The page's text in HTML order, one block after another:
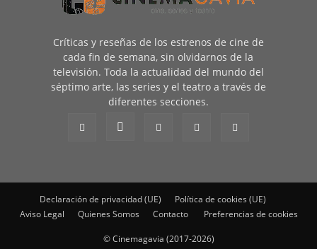
Críticas y reseñas de los estrenos de cine de
cada fin de semana, sin olvidarnos de la
televisión. Toda la actualidad del mundo del
séptimo arte, las series y el teatro a través de
diferentes secciones.
Declaración de privacidad (UE)
Política de cookies (UE)
Aviso Legal
Quienes Somos Contacto Preferencias de cookies
© Cinemagavia (2017-2026)